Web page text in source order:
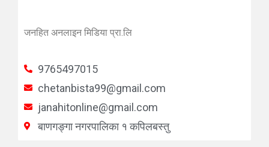
जनहित अनलाइन मिडिया प्रा.लि
9765497015
chetanbista99@gmail.com
janahitonline@gmail.com
बाणगङ्गा नगरपालिका १ कपिलबस्तु